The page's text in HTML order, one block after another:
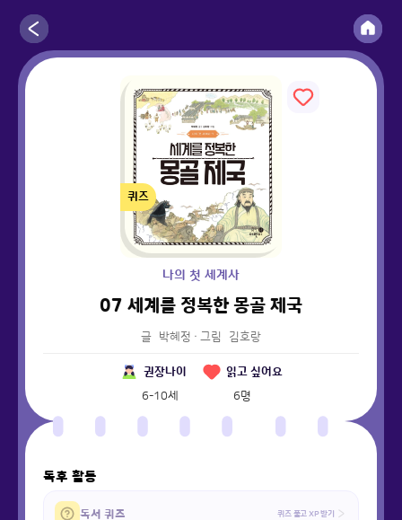
퀴즈
나의 첫 세계사
07 세계를 정복한 몽골 제국
글 박혜정 · 그림 김호랑
권장나이
6-10세
읽고 싶어요
6명
독후 활동
독서 퀴즈 퀴즈 풀고 XP 받기